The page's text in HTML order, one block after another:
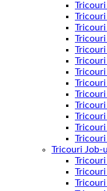
Tricouri
Tricouri Job-